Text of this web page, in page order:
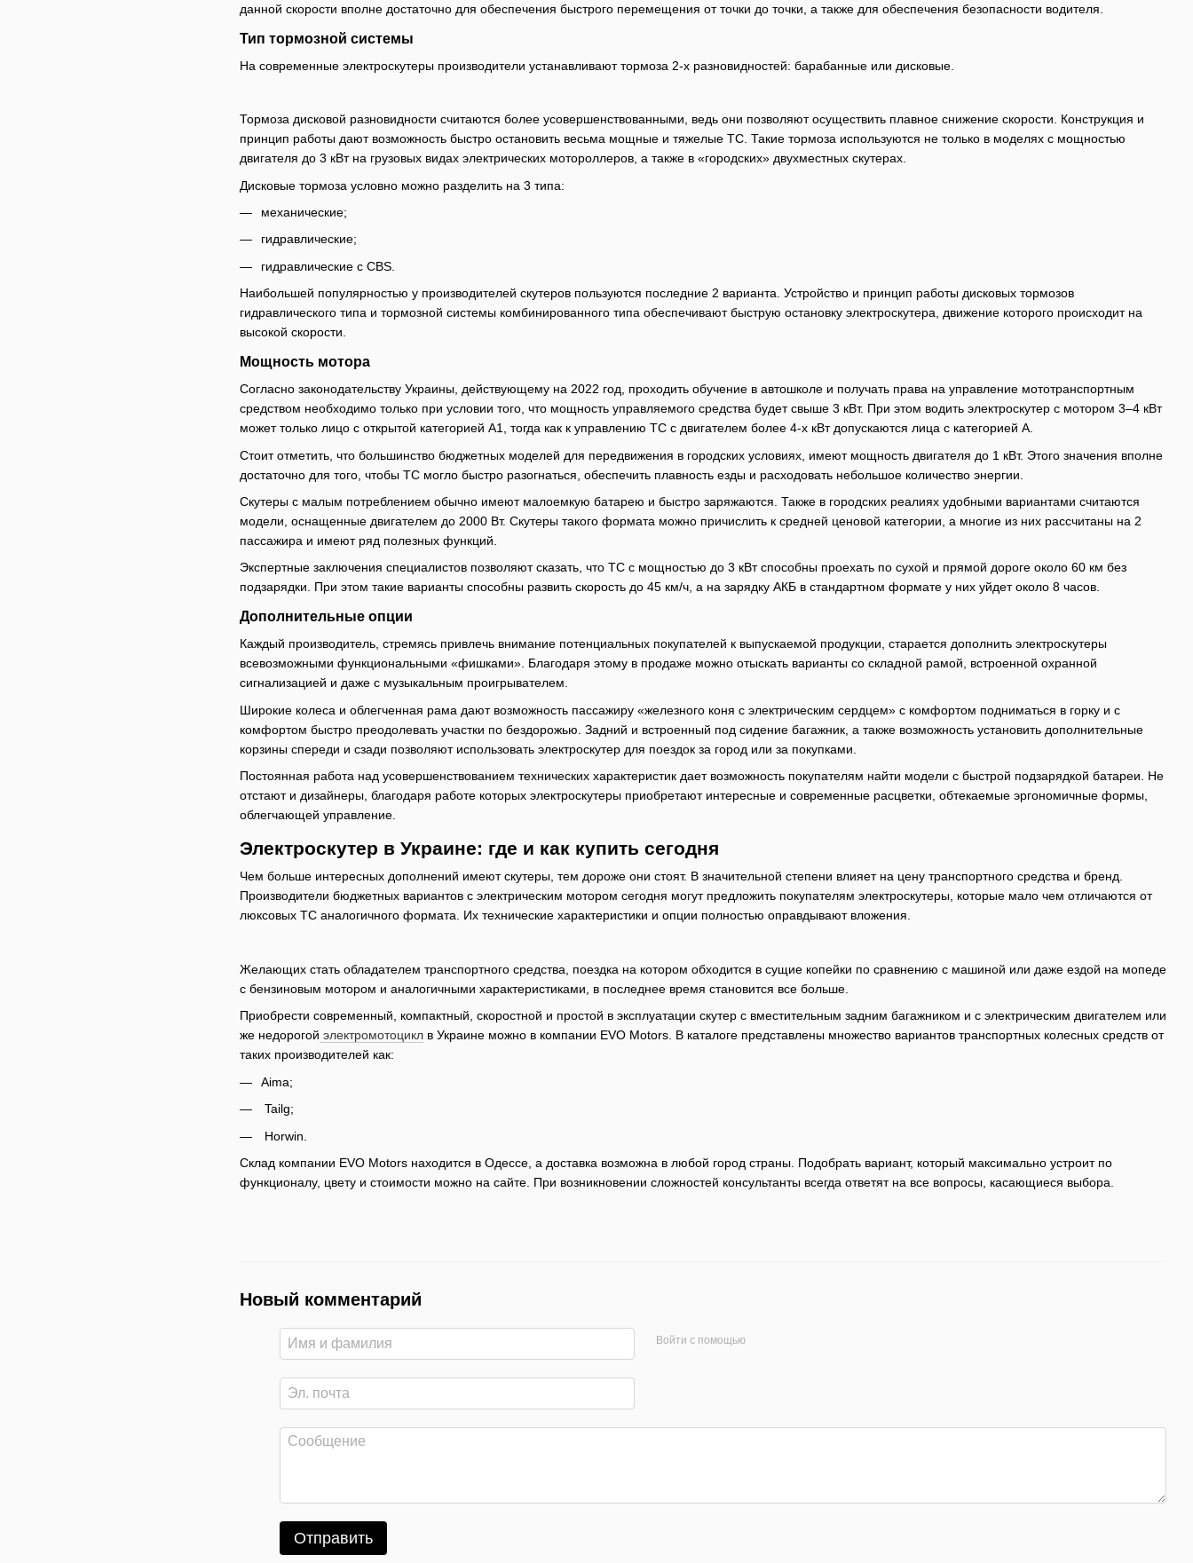
данной скорости вполне достаточно для обеспечения быстрого перемещения от точки до точки, а также для обеспечения безопасности водителя.
Тип тормозной системы
На современные электроскутеры производители устанавливают тормоза 2-х разновидностей: барабанные или дисковые.
Тормоза дисковой разновидности считаются более усовершенствованными, ведь они позволяют осуществить плавное снижение скорости. Конструкция и
принцип работы дают возможность быстро остановить весьма мощные и тяжелые ТС. Такие тормоза используются не только в моделях с мощностью
двигателя до 3 кВт на грузовых видах электрических мотороллеров, а также в «городских» двухместных скутерах.
Дисковые тормоза условно можно разделить на 3 типа:
механические;
гидравлические;
гидравлические с CBS.
Наибольшей популярностью у производителей скутеров пользуются последние 2 варианта. Устройство и принцип работы дисковых тормозов
гидравлического типа и тормозной системы комбинированного типа обеспечивают быструю остановку электроскутера, движение которого происходит на
высокой скорости.
Мощность мотора
Согласно законодательству Украины, действующему на 2022 год, проходить обучение в автошколе и получать права на управление мототранспортным
средством необходимо только при условии того, что мощность управляемого средства будет свыше 3 кВт. При этом водить электроскутер с мотором 3–4 кВт
может только лицо с открытой категорией А1, тогда как к управлению ТС с двигателем более 4-х кВт допускаются лица с категорией А.
Стоит отметить, что большинство бюджетных моделей для передвижения в городских условиях, имеют мощность двигателя до 1 кВт. Этого значения вполне
достаточно для того, чтобы ТС могло быстро разогнаться, обеспечить плавность езды и расходовать небольшое количество энергии.
Скутеры с малым потреблением обычно имеют малоемкую батарею и быстро заряжаются. Также в городских реалиях удобными вариантами считаются
модели, оснащенные двигателем до 2000 Вт. Скутеры такого формата можно причислить к средней ценовой категории, а многие из них рассчитаны на 2
пассажира и имеют ряд полезных функций.
Экспертные заключения специалистов позволяют сказать, что ТС с мощностью до 3 кВт способны проехать по сухой и прямой дороге около 60 км без
подзарядки. При этом такие варианты способны развить скорость до 45 км/ч, а на зарядку АКБ в стандартном формате у них уйдет около 8 часов.
Дополнительные опции
Каждый производитель, стремясь привлечь внимание потенциальных покупателей к выпускаемой продукции, старается дополнить электроскутеры
всевозможными функциональными «фишками». Благодаря этому в продаже можно отыскать варианты со складной рамой, встроенной охранной
сигнализацией и даже с музыкальным проигрывателем.
Широкие колеса и облегченная рама дают возможность пассажиру «железного коня с электрическим сердцем» с комфортом подниматься в горку и с
комфортом быстро преодолевать участки по бездорожью. Задний и встроенный под сидение багажник, а также возможность установить дополнительные
корзины спереди и сзади позволяют использовать электроскутер для поездок за город или за покупками.
Постоянная работа над усовершенствованием технических характеристик дает возможность покупателям найти модели с быстрой подзарядкой батареи. Не
отстают и дизайнеры, благодаря работе которых электроскутеры приобретают интересные и современные расцветки, обтекаемые эргономичные формы,
облегчающей управление.
Электроскутер в Украине: где и как купить сегодня
Чем больше интересных дополнений имеют скутеры, тем дороже они стоят. В значительной степени влияет на цену транспортного средства и бренд.
Производители бюджетных вариантов с электрическим мотором сегодня могут предложить покупателям электроскутеры, которые мало чем отличаются от
люксовых ТС аналогичного формата. Их технические характеристики и опции полностью оправдывают вложения.
Желающих стать обладателем транспортного средства, поездка на котором обходится в сущие копейки по сравнению с машиной или даже ездой на мопеде
с бензиновым мотором и аналогичными характеристиками, в последнее время становится все больше.
Приобрести современный, компактный, скоростной и простой в эксплуатации скутер с вместительным задним багажником и с электрическим двигателем или
же недорогой электромотоцикл в Украине можно в компании EVO Motors. В каталоге представлены множество вариантов транспортных колесных средств от
таких производителей как:
Aima;
Tailg;
Horwin.
Склад компании EVO Motors находится в Одессе, а доставка возможна в любой город страны. Подобрать вариант, который максимально устроит по
функционалу, цвету и стоимости можно на сайте. При возникновении сложностей консультанты всегда ответят на все вопросы, касающиеся выбора.
Новый комментарий
Войти с помощью
Отправить